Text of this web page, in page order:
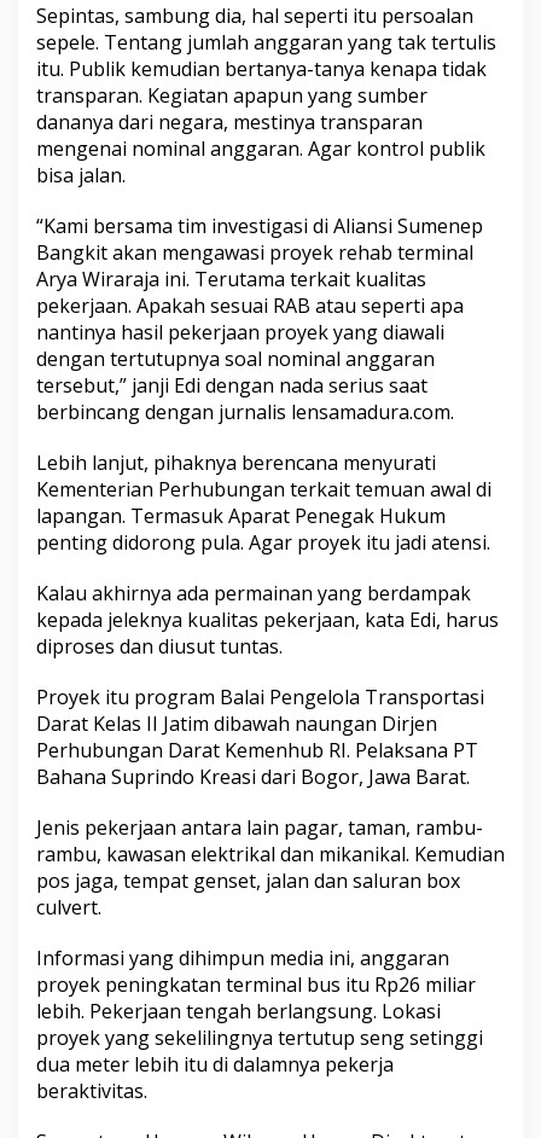
k
T
r
a
n
s
p
a
n
s
o
a
l
N
o
m
i
a
l
n
g
a
n
Sepintas, sambung dia, hal seperti itu persoalan
sepele. Tentang jumlah anggaran yang tak tertulis
itu. Publik kemudian bertanya-tanya kenapa tidak
transparan. Kegiatan apapun yang sumber
dananya dari negara, mestinya transparan
mengenai nominal anggaran. Agar kontrol publik
bisa jalan.
“Kami bersama tim investigasi di Aliansi Sumenep
Bangkit akan mengawasi proyek rehab terminal
Arya Wiraraja ini. Terutama terkait kualitas
pekerjaan. Apakah sesuai RAB atau seperti apa
nantinya hasil pekerjaan proyek yang diawali
dengan tertutupnya soal nominal anggaran
tersebut,” janji Edi dengan nada serius saat
berbincang dengan jurnalis lensamadura.com.
Lebih lanjut, pihaknya berencana menyurati
Kementerian Perhubungan terkait temuan awal di
lapangan. Termasuk Aparat Penegak Hukum
penting didorong pula. Agar proyek itu jadi atensi.
Kalau akhirnya ada permainan yang berdampak
kepada jeleknya kualitas pekerjaan, kata Edi, harus
diproses dan diusut tuntas.
Proyek itu program Balai Pengelola Transportasi
Darat Kelas II Jatim dibawah naungan Dirjen
Perhubungan Darat Kemenhub RI. Pelaksana PT
Bahana Suprindo Kreasi dari Bogor, Jawa Barat.
Jenis pekerjaan antara lain pagar, taman, rambu-
rambu, kawasan elektrikal dan mikanikal. Kemudian
pos jaga, tempat genset, jalan dan saluran box
culvert.
Informasi yang dihimpun media ini, anggaran
proyek peningkatan terminal bus itu Rp26 miliar
lebih. Pekerjaan tengah berlangsung. Lokasi
proyek yang sekelilingnya tertutup seng setinggi
dua meter lebih itu di dalamnya pekerja
beraktivitas.